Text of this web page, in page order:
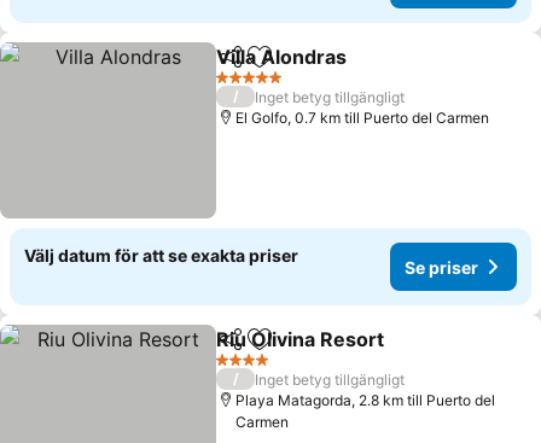
Dela Lägg till i Mina Favoriter
Villa Alondras
5 Stjärnor
/
Inget betyg tillgängligt
El Golfo, 0.7 km till Puerto del Carmen
Välj datum för att se exakta priser
Se priser
Dela Lägg till i Mina Favoriter
Riu Olivina Resort
4 Stjärnor
/
Inget betyg tillgängligt
Playa Matagorda, 2.8 km till Puerto del
Carmen